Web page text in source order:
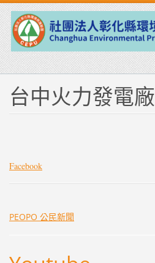
台中火力發電廠
Facebook
PEOPO 公民新聞